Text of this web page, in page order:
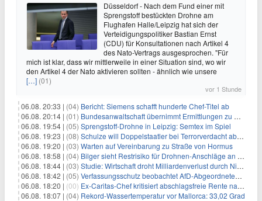
Düsseldorf - Nach dem Fund einer mit
Sprengstoff bestückten Drohne am
Flughafen Halle/Leipzig hat sich der
Verteidigungspolitiker Bastian Ernst
(CDU) für Konsultationen nach Artikel 4
des Nato-Vertrags ausgesprochen. "Für
mich ist klar, dass wir mittlerweile in einer Situation sind, wo wir
den Artikel 4 der Nato aktivieren sollten - ähnlich wie unsere
[…] (01)
vor 1 Stunde
06.08. 20:33 | (04) Bericht: Siemens schafft hunderte Chef-Titel ab
06.08. 20:14 | (01) Bundesanwaltschaft übernimmt Ermittlungen zu Drohnenvorfall
06.08. 19:54 | (05) Sprengstoff-Drohne in Leipzig: Semtex im Spiel
06.08. 19:23 | (08) Schulze will Doppelstaatler bei Terrorverdacht abschieben
06.08. 19:20 | (03) Warten auf Vereinbarung zu Straße von Hormus
06.08. 18:58 | (04) Bilger sieht Restrisiko für Drohnen-Anschläge an Flughäfen
06.08. 18:44 | (03) Studie: Wirtschaft droht Milliardenverlust durch Niedrigwasser
06.08. 18:42 | (05) Verfassungsschutz beobachtet AfD-Abgeordneten Nolte
06.08. 18:20 | (00) Ex-Caritas-Chef kritisiert abschlagsfreie Rente nach 45 Jahren
06.08. 18:07 | (04) Rekord-Wassertemperatur vor Mallorca: 33,02 Grad